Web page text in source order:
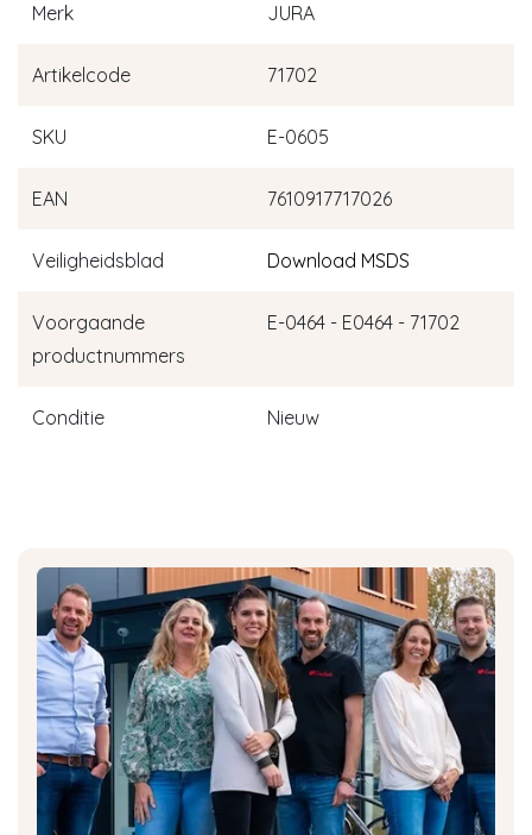
Merk JURA
Artikelcode 71702
SKU E-0605
EAN 7610917717026
Veiligheidsblad Download MSDS
Voorgaande
productnummers
E-0464 - E0464 - 71702
Conditie Nieuw